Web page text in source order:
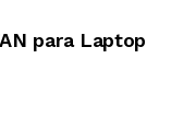
para Laptop